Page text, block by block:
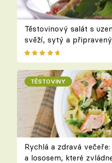
Těstovinový salát s
svěží, sytý a
TĚSTOVINY
Rychlá a zdravá
a lososem, které